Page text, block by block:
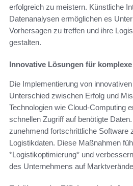
erfolgreich zu meistern. Künstliche
Datenanalysen ermöglichen es
Vorhersagen zu treffen und ihre
gestalten.
Innovative Lösungen für
Die Implementierung von
Unterschied zwischen Erfolg und
Technologien wie Cloud-Computing
schnellen Zugriff auf benötigte
zunehmend fortschrittliche Software
Logistikdaten. Diese Maßnahmen
*Logistikoptimierung* und
des Unternehmens auf